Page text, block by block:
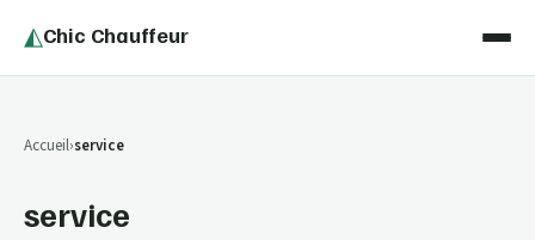
◭Chic Chauffeur
Accueil service
service